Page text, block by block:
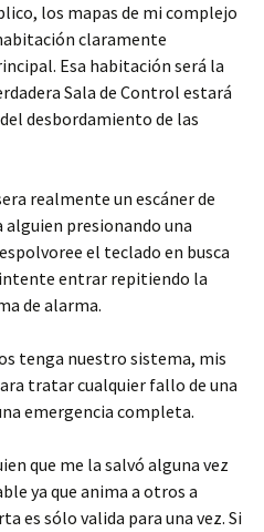
los mapas de mi complejo
claramente
Esa habitación será la
Sala de Control estará
desbordamiento de las
realmente un escáner de
alguien presionando una
el teclado en busca
entrar repitiendo la
de alarma.
tenga nuestro sistema, mis
tratar cualquier fallo de una
emergencia completa.
que me la salvó alguna vez
ya que anima a otros a
es sólo valida para una vez. Si